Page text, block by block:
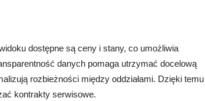
dostępne są ceny i stany, co umożliwia
danych pomaga utrzymać docelową
rozbieżności między oddziałami. Dzięki temu
kontrakty serwisowe.